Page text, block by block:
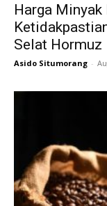
Harga
Selat Hormuz
Asido Situmorang -